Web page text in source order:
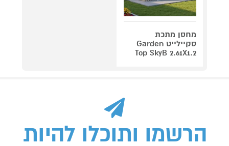
מחסן מתכת
סקיילייט Garden
Top SkyB 2.61X1.2
הרשמו ותוכלו להיות